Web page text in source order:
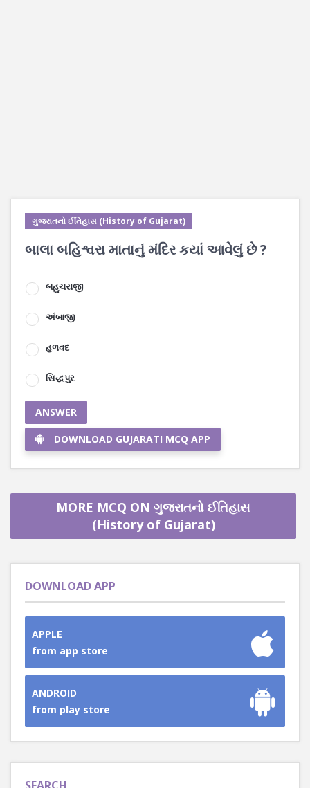
ગુજરાતનો ઈતિહાસ (History of Gujarat)
બાલા બહિશ્વરા માતાનું મંદિર કયાં આવેલું છે ?
બહુચરાજી
અંબાજી
હળવદ
સિદ્ધપુર
ANSWER
DOWNLOAD GUJARATI MCQ APP
MORE MCQ ON ગુજરાતનો ઈતિહાસ
(History of Gujarat)
DOWNLOAD APP
APPLE
from app store
ANDROID
from play store